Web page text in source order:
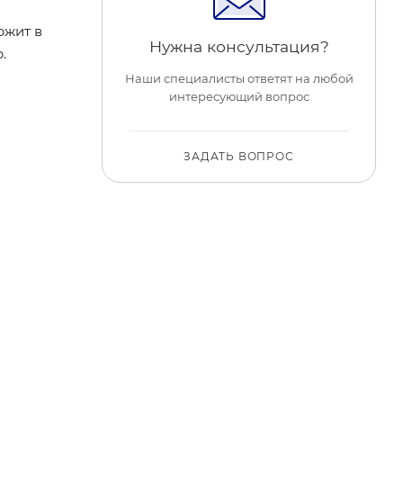
в
Нужна консультация?
Наши специалисты ответят на любой
интересующий вопрос
ЗАДАТЬ ВОПРОС